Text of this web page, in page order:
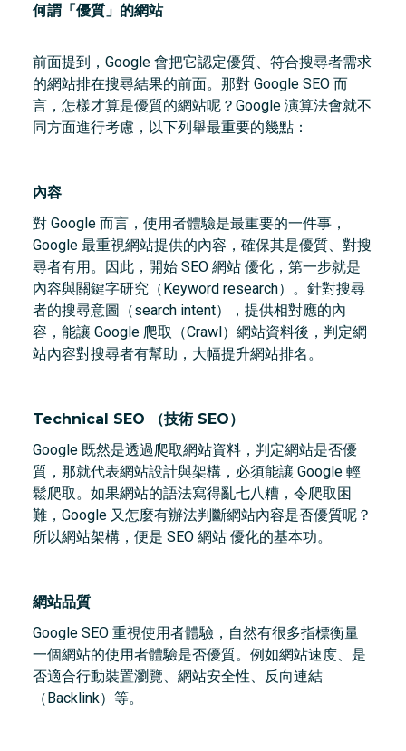
何謂「優質」的網站
前面提到，Google 會把它認定優質、符合搜尋者需求
的網站排在搜尋結果的前面。那對 Google SEO 而
言，怎樣才算是優質的網站呢？Google 演算法會就不
同方面進行考慮，以下列舉最重要的幾點：
內容
對 Google 而言，使用者體驗是最重要的一件事，
Google 最重視網站提供的內容，確保其是優質、對搜
尋者有用。因此，開始 SEO 網站 優化，第一步就是
內容與關鍵字研究（Keyword research）。針對搜尋
者的搜尋意圖（search intent），提供相對應的內
容，能讓 Google 爬取（Crawl）網站資料後，判定網
站內容對搜尋者有幫助，大幅提升網站排名。
Technical SEO （技術 SEO）
Google 既然是透過爬取網站資料，判定網站是否優
質，那就代表網站設計與架構，必須能讓 Google 輕
鬆爬取。如果網站的語法寫得亂七八糟，令爬取困
難，Google 又怎麼有辦法判斷網站內容是否優質呢？
所以網站架構，便是 SEO 網站 優化的基本功。
網站品質
Google SEO 重視使用者體驗，自然有很多指標衡量
一個網站的使用者體驗是否優質。例如網站速度、是
否適合行動裝置瀏覽、網站安全性、反向連結
（Backlink）等。